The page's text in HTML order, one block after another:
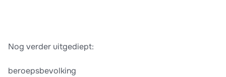
Nog verder uitgediept:
beroepsbevolking